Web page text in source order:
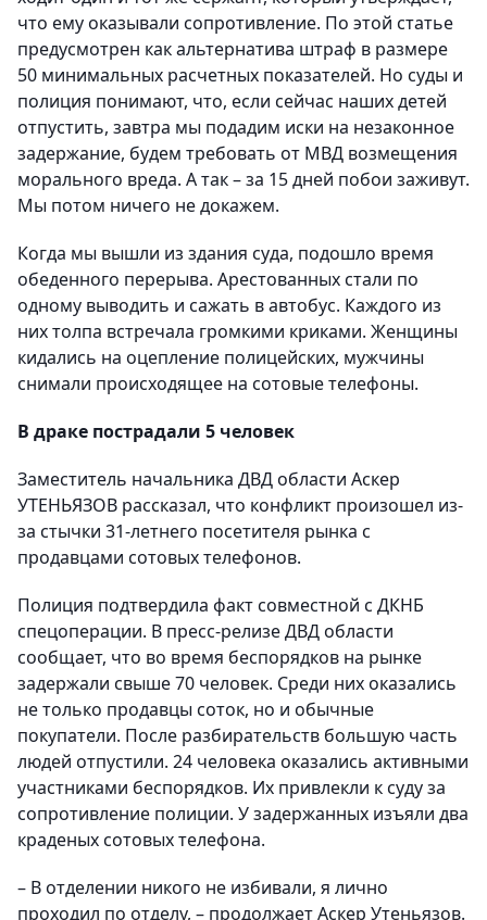
что ему оказывали сопротивление. По этой статье
предусмотрен как альтернатива штраф в размере
50 минимальных расчетных показателей. Но суды и
полиция понимают, что, если сейчас наших детей
отпустить, завтра мы подадим иски на незаконное
задержание, будем требовать от МВД возмещения
морального вреда. А так – за 15 дней побои заживут.
Мы потом ничего не докажем.
Когда мы вышли из здания суда, подошло время
обеденного перерыва. Арестованных стали по
одному выводить и сажать в автобус. Каждого из
них толпа встречала громкими криками. Женщины
кидались на оцепление полицейских, мужчины
снимали происходящее на сотовые телефоны.
В драке пострадали 5 человек
Заместитель начальника ДВД области Аскер
УТЕНЬЯЗОВ рассказал, что конфликт произошел из-
за стычки 31-летнего посетителя рынка с
продавцами сотовых телефонов.
Полиция подтвердила факт совместной с ДКНБ
спецоперации. В пресс-релизе ДВД области
сообщает, что во время беспорядков на рынке
задержали свыше 70 человек. Среди них оказались
не только продавцы соток, но и обычные
покупатели. После разбирательств большую часть
людей отпустили. 24 человека оказались активными
участниками беспорядков. Их привлекли к суду за
сопротивление полиции. У задержанных изъяли два
краденых сотовых телефона.
– В отделении никого не избивали, я лично
проходил по отделу, – продолжает Аскер Утеньязов.